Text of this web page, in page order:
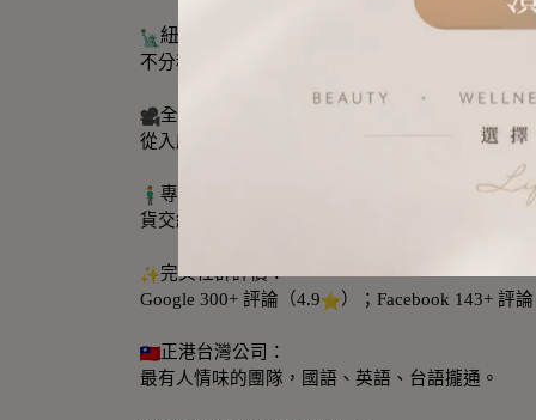
紐約自營倉庫：
不分租、不共享，尼森擁有三個美國代收點，包
全程錄影監控：
從入庫、打包、貼單、出貨，全程有影有真相。
專屬團隊操作：
貨交給我們，不會消失、不會被轉手。
完美社群評價：
Google 300+ 評論（4.9
）；Facebook 143+ 評
正港台灣公司：
最有人情味的團隊，國語、英語、台語攏通。